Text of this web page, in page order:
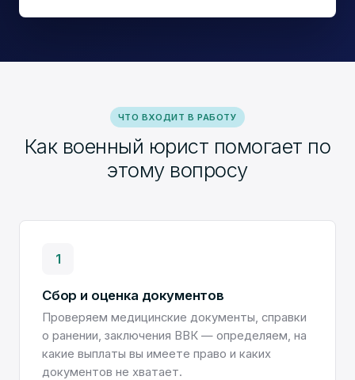
ЧТО ВХОДИТ В РАБОТУ
Как военный юрист помогает по
этому вопросу
1
Сбор и оценка документов
Проверяем медицинские документы, справки
о ранении, заключения ВВК — определяем, на
какие выплаты вы имеете право и каких
документов не хватает.